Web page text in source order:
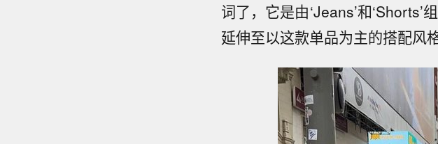
词了，它是由‘Jeans’和
延伸至以这款单品为主的搭配风格